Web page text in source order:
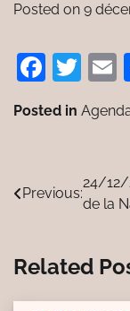
Posted on 9
Posted in
Navigation
l’article
Previous:
24/12/
de la
Related